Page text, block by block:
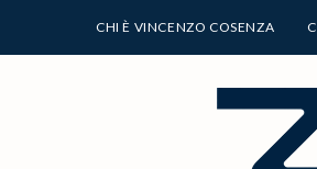
CHI È VINCENZO COSENZA